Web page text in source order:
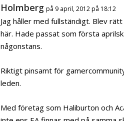
Holmberg på 9 april, 2012 på 18:12
Jag håller med fullständigt. Blev
här. Hade passat som första
någonstans.
Riktigt pinsamt för
leden.
Med företag som Haliburton och